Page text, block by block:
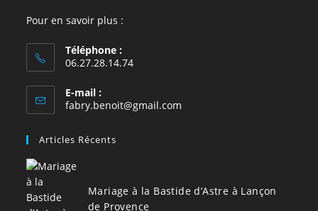
Pour en savoir plus :
Téléphone :
06.27.28.14.74
E-mail :
fabry.benoit@gmail.com
Articles Récents
Mariage à la Bastide d’Astre à Lançon
de Provence